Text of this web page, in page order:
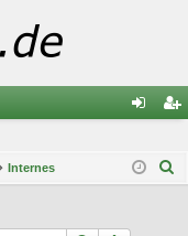
m ist
Internes